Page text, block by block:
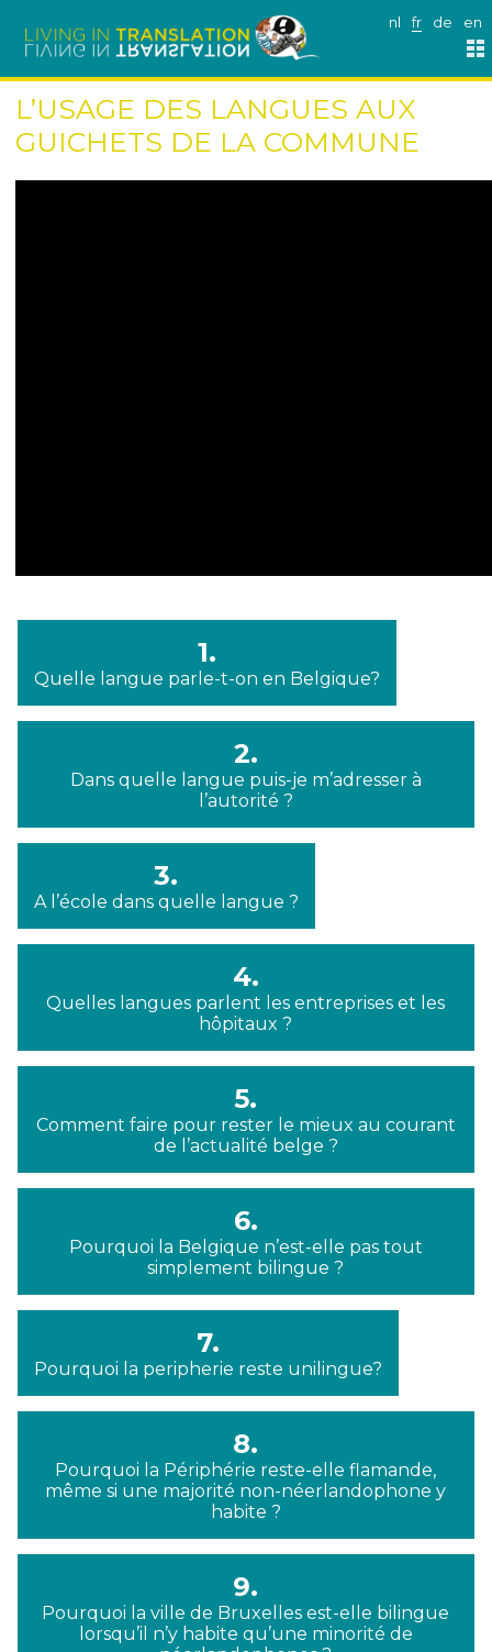
nl fr de en
L’USAGE DES LANGUES AUX
GUICHETS DE LA COMMUNE
1.
Quelle langue parle-t-on en Belgique?
2.
Dans quelle langue puis-je m’adresser à
l’autorité ?
3.
A l’école dans quelle langue ?
4.
Quelles langues parlent les entreprises et les
hôpitaux ?
5.
Comment faire pour rester le mieux au courant
de l’actualité belge ?
6.
Pourquoi la Belgique n’est-elle pas tout
simplement bilingue ?
7.
Pourquoi la peripherie reste unilingue?
8.
Pourquoi la Périphérie reste-elle flamande,
même si une majorité non-néerlandophone y
habite ?
9.
Pourquoi la ville de Bruxelles est-elle bilingue
lorsqu’il n’y habite qu’une minorité de